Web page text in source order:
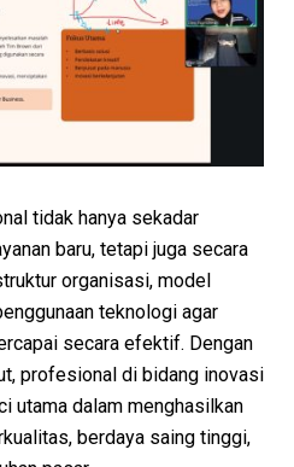
tidak hanya sekadar
baru, tetapi juga secara
organisasi, model
teknologi agar
secara efektif. Dengan
profesional di bidang inovasi
utama dalam menghasilkan
berdaya saing tinggi,